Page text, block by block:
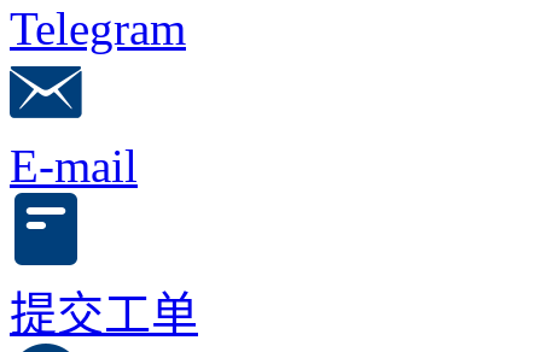
Telegram
E-mail
提交工单